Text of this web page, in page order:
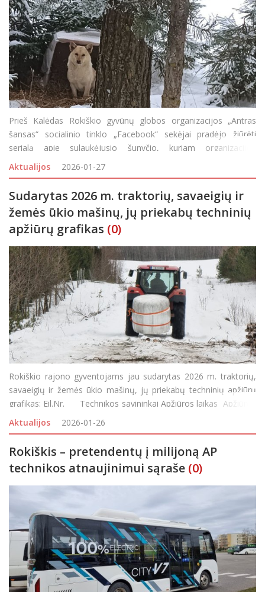
Prieš Kalėdas Rokiškio gyvūnų globos organizacijos „Antras
šansas“ socialinio tinklo „Facebook“ sekėjai pradėjo žiūrėti
serialą apie sulaukėjusio šunyčio, kuriam organizacijos
savanorės suteikė Sniegiaus vardą, gaudynes. Jis, globojamas
aplink gyve
Aktualijos 2026-01-27
Sudarytas 2026 m. traktorių, savaeigių ir
žemės ūkio mašinų, jų priekabų techninių
apžiūrų grafikas (0)
Rokiškio rajono gyventojams jau sudarytas 2026 m. traktorių,
savaeigių ir žemės ūkio mašinų, jų priekabų techninių apžiūrų
grafikas: Eil.Nr. Technikos savininkai Apžiūros laikas Apžiūros
vieta 1. Lailūnų ŽŪB, Lailūnų k. technikos savininka
Aktualijos 2026-01-26
Rokiškis – pretendentų į milijoną AP
technikos atnaujinimui sąraše (0)